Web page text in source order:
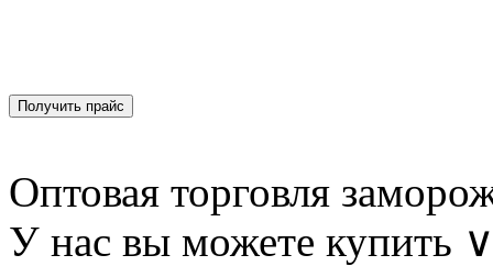
Получить прайс
Оптовая торговля
У нас вы можете купить